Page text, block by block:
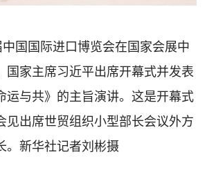
国国际进口博览会在国家会展中
国家主席习近平出席开幕式并发表
运与共》的主旨演讲。这是开幕式
见出席世贸组织小型部长会议外方
。新华社记者刘彬摄